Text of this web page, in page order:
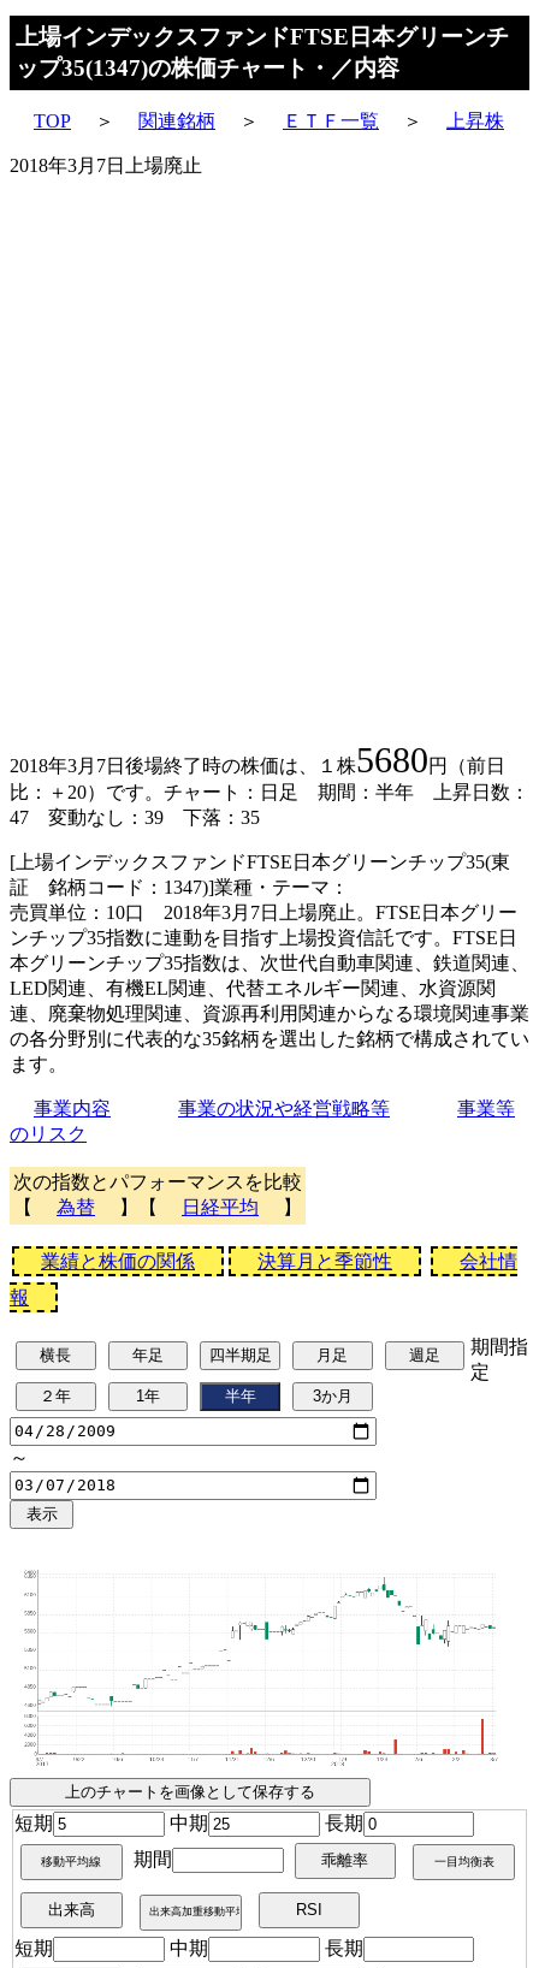
上場インデックスファンドFTSE日本グリーンチ
ップ35(1347)の株価チャート・／内容
TOP ＞ 関連銘柄 ＞ ＥＴＦ一覧 ＞ 上昇株
2018年3月7日上場廃止
2018年3月7日後場終了時の株価は、１株5680円（前日
比：＋20）です。チャート：日足 期間：半年 上昇日数：
47 変動なし：39 下落：35
[上場インデックスファンドFTSE日本グリーンチップ35(東
証 銘柄コード：1347)]業種・テーマ：
売買単位：10口 2018年3月7日上場廃止。FTSE日本グリー
ンチップ35指数に連動を目指す上場投資信託です。FTSE日
本グリーンチップ35指数は、次世代自動車関連、鉄道関連、
LED関連、有機EL関連、代替エネルギー関連、水資源関
連、廃棄物処理関連、資源再利用関連からなる環境関連事業
の各分野別に代表的な35銘柄を選出した銘柄で構成されてい
ます。
事業内容 事業の状況や経営戦略等
事業等
のリスク
次の指数とパフォーマンスを比較
【
為替 】【 日経平均 】
業績と株価の関係 決算月と季節性
会社情
報
期間指
定
～
短期 中期
長期
期間
短期 中期
長期